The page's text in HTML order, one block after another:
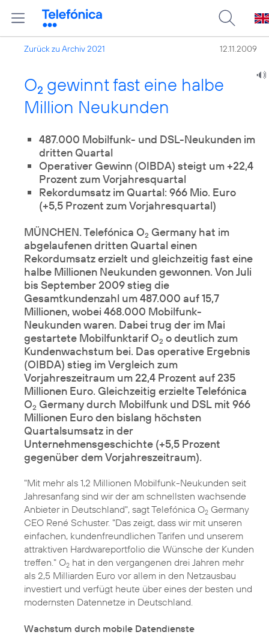
Zurück zu Archiv 2021 12.11.2009
O2 gewinnt fast eine halbe
Million Neukunden
487.000 Mobilfunk- und DSL-Neukunden im
dritten Quartal
Operativer Gewinn (OIBDA) steigt um +22,4
Prozent zum Vorjahresquartal
Rekordumsatz im Quartal: 966 Mio. Euro
(+5,5 Prozent zum Vorjahresquartal)
MÜNCHEN. Telefónica O2 Germany hat im
abgelaufenen dritten Quartal einen
Rekordumsatz erzielt und gleichzeitig fast eine
halbe Millionen Neukunden gewonnen. Von Juli
bis September 2009 stieg die
Gesamtkundenzahl um 487.000 auf 15,7
Millionen, wobei 468.000 Mobilfunk-
Neukunden waren. Dabei trug der im Mai
gestartete Mobilfunktarif O2 o deutlich zum
Kundenwachstum bei. Das operative Ergebnis
(OIBDA) stieg im Vergleich zum
Vorjahreszeitraum um 22,4 Prozent auf 235
Millionen Euro. Gleichzeitig erzielte Telefónica
O2 Germany durch Mobilfunk und DSL mit 966
Millionen Euro den bislang höchsten
Quartalsumsatz in der
Unternehmensgeschichte (+5,5 Prozent
gegenüber dem Vorjahreszeitraum).
"Mit mehr als 1,2 Millionen Mobilfunk-Neukunden seit
Jahresanfang sind wir der am schnellsten wachsende
Anbieter in Deutschland", sagt Telefónica O2 Germany
CEO René Schuster. "Das zeigt, dass wir mit unseren
einfachen, kundenfreundlichen Tarifen und unserem
attraktiven Hardwareportfolio die Wünsche der Kunden
treffen." O2 hat in den vergangenen drei Jahren mehr
als 2,5 Milliarden Euro vor allem in den Netzausbau
investiert und verfügt heute über eines der besten und
modernsten Datennetze in Deutschland.
Wachstum durch mobile Datendienste